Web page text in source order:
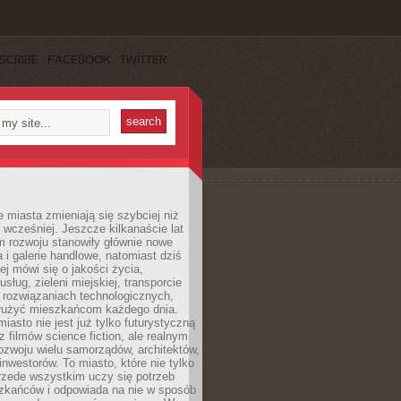
FACEBOOK TWITTER
miasta zmieniają się szybciej niż
wcześniej. Jeszcze kilkanaście lat
rozwoju stanowiły głównie nowe
i galerie handlowe, natomiast dziś
mówi się o jakości życia,
zieleni miejskiej, transporcie
technologicznych,
mieszkańcom każdego dnia.
nie jest już tylko futurystyczną
filmów science fiction, ale realnym
wielu samorządów, architektów,
To miasto, które nie tylko
wszystkim uczy się potrzeb
i odpowiada na nie w sposób